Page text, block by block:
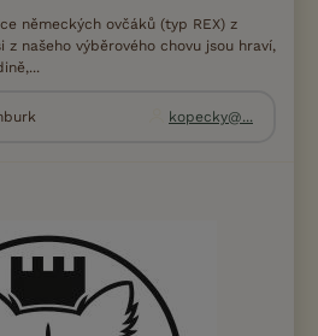
německých ovčáků (typ REX) z
z našeho výběrového chovu jsou hraví,
kopecky@...